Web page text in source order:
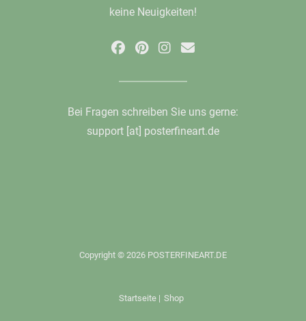
keine Neuigkeiten!
Bei Fragen schreiben Sie uns gerne:
support [at] posterfineart.de
Copyright © 2026 POSTERFINEART.DE
Startseite | Shop